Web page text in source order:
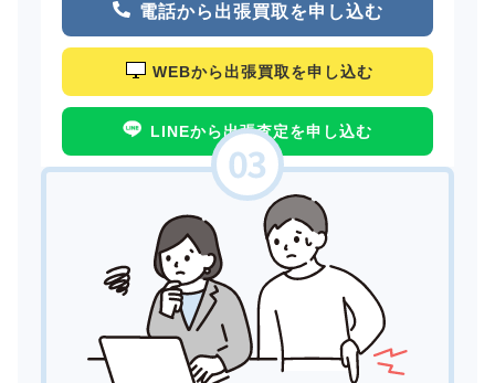
電話から出張買取を申し込む
WEBから出張買取を申し込む
LINEから出張査定を申し込む